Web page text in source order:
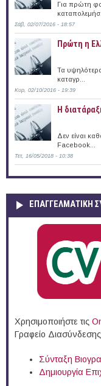
Για πρώτη
Σάβ, 02/07/2016 - 18:57
Πρώτη η
Τα
καταγρ...
Κυρ, 02/10/2016 - 19:39
Η
Δεν είναι
Facebook...
Τετ, 16/05/2018 - 10:38
ΕΠΑΓΓΕΛΜΑΤΙΚΉ
Χρησιμοποιήστε τις
Γραφείο
Σύνταξη
Δημιουργία